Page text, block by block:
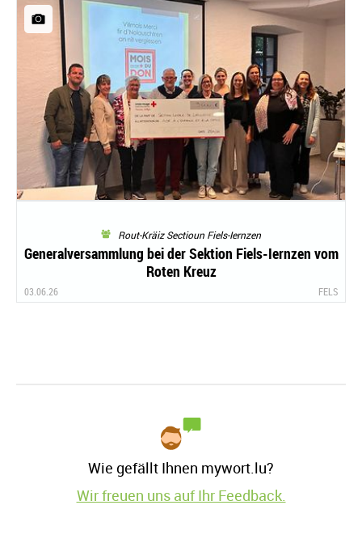
Rout-Kräiz Sectioun Fiels-Iernzen
Generalversammlung bei der Sektion Fiels-Iernzen vom
Roten Kreuz
03.06.26 FELS
Wie gefällt Ihnen mywort.lu?
Wir freuen uns auf Ihr Feedback.